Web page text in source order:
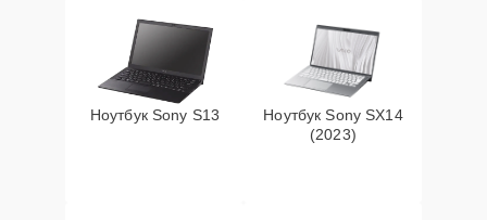
Ноутбук Sony S13
Ноутбук Sony SX14
(2023)